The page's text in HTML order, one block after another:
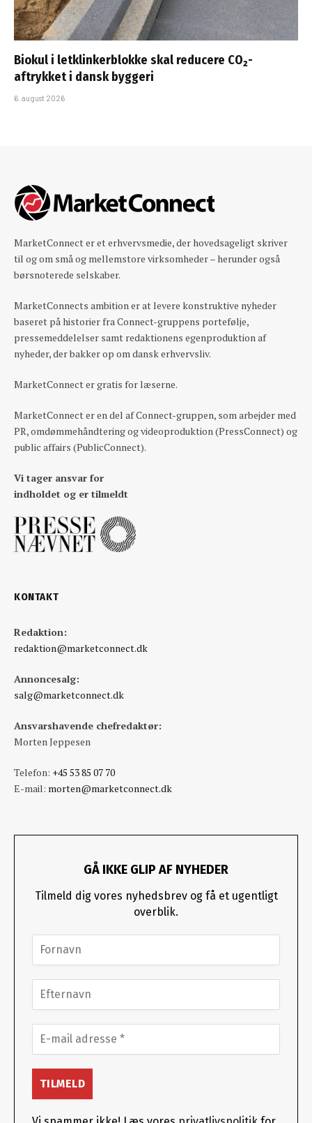
Biokul i letklinkerblokke skal reducere CO₂-
aftrykket i dansk byggeri
6. august 2026
MarketConnect er et erhvervsmedie, der hovedsageligt skriver
til og om små og mellemstore virksomheder – herunder også
børsnoterede selskaber.
MarketConnects ambition er at levere konstruktive nyheder
baseret på historier fra Connect-gruppens portefølje,
pressemeddelelser samt redaktionens egenproduktion af
nyheder, der bakker op om dansk erhvervsliv.
MarketConnect er gratis for læserne.
MarketConnect er en del af Connect-gruppen, som arbejder med
PR, omdømmehåndtering og videoproduktion (PressConnect) og
public affairs (PublicConnect).
Vi tager ansvar for
indholdet og er tilmeldt
KONTAKT
Redaktion:
redaktion@marketconnect.dk
Annoncesalg:
salg@marketconnect.dk
Ansvarshavende chefredaktør:
Morten Jeppesen
Telefon: +45 53 85 07 70
E-mail: morten@marketconnect.dk
GÅ IKKE GLIP AF NYHEDER
Tilmeld dig vores nyhedsbrev og få et ugentligt
overblik.